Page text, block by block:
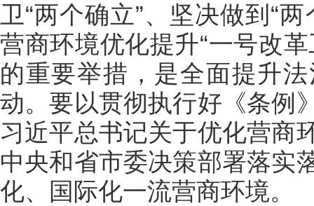
卫“两个确立”、坚决做到“
营商环境优化提升“一号改
的重要举措，是全面提升
动。要以贯彻执行好《条例
习近平总书记关于优化营商
中央和省市委决策部署落实
化、国际化一流营商环境。